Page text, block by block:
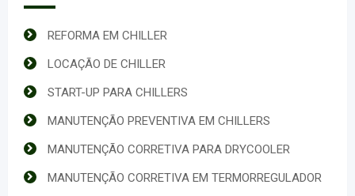
REFORMA EM CHILLER
LOCAÇÃO DE CHILLER
START-UP PARA CHILLERS
MANUTENÇÃO PREVENTIVA EM CHILLERS
MANUTENÇÃO CORRETIVA PARA DRYCOOLER
MANUTENÇÃO CORRETIVA EM TERMORREGULADOR